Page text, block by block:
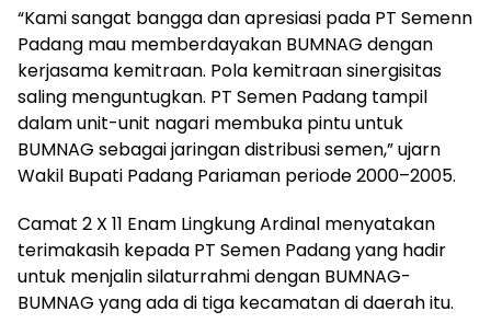
“Kami sangat bangga dan apresiasi pada PT Semenn
Padang mau memberdayakan BUMNAG dengan
kerjasama kemitraan. Pola kemitraan sinergisitas
saling menguntugkan. PT Semen Padang tampil
dalam unit-unit nagari membuka pintu untuk
BUMNAG sebagai jaringan distribusi semen,” ujarn
Wakil Bupati Padang Pariaman periode 2000–2005.
Camat 2 X 11 Enam Lingkung Ardinal menyatakan
terimakasih kepada PT Semen Padang yang hadir
untuk menjalin silaturrahmi dengan BUMNAG-
BUMNAG yang ada di tiga kecamatan di daerah itu.